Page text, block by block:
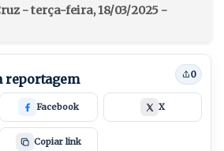
- terça-feira, 18/03/2025 -
reportagem 0
Facebook X
Copiar link